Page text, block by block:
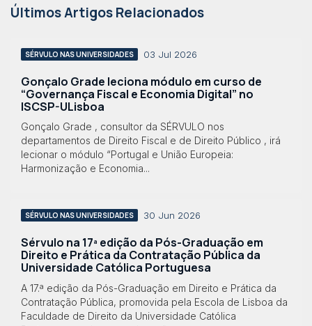
Últimos Artigos Relacionados
SÉRVULO NAS UNIVERSIDADES 03 Jul 2026
Gonçalo Grade leciona módulo em curso de
“Governança Fiscal e Economia Digital” no
ISCSP-ULisboa
Gonçalo Grade , consultor da SÉRVULO nos
departamentos de Direito Fiscal e de Direito Público , irá
lecionar o módulo “Portugal e União Europeia:
Harmonização e Economia...
SÉRVULO NAS UNIVERSIDADES 30 Jun 2026
Sérvulo na 17ª edição da Pós-Graduação em
Direito e Prática da Contratação Pública da
Universidade Católica Portuguesa
A 17.ª edição da Pós-Graduação em Direito e Prática da
Contratação Pública, promovida pela Escola de Lisboa da
Faculdade de Direito da Universidade Católica